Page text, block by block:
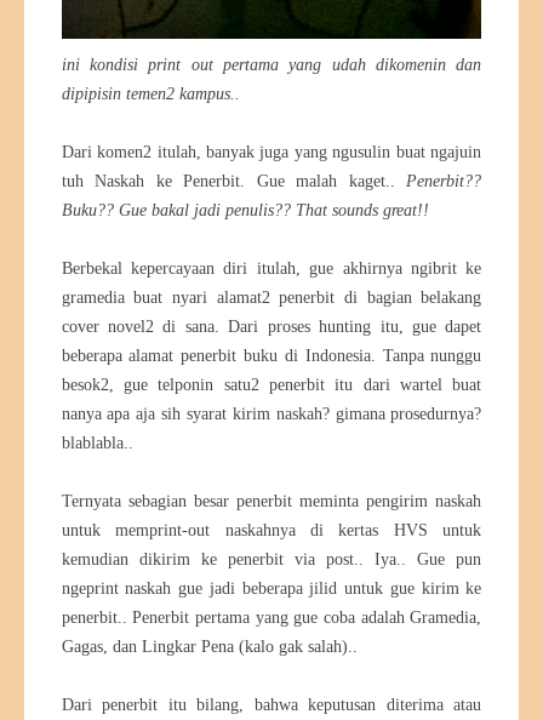
ini kondisi print out pertama yang udah dikomenin dan
dipipisin temen2 kampus..
Dari komen2 itulah, banyak juga yang ngusulin buat ngajuin
tuh Naskah ke Penerbit. Gue malah kaget..Penerbit??
Buku?? Gue bakal jadi penulis?? That sounds great!!
Berbekal kepercayaan diri itulah, gue akhirnya ngibrit ke
gramedia buat nyari alamat2 penerbit di bagian belakang
cover novel2 di sana. Dari proses hunting itu, gue dapet
beberapa alamat penerbit buku di Indonesia. Tanpa nunggu
besok2, gue telponin satu2 penerbit itu dari wartel buat
nanya apa aja sih syarat kirim naskah? gimana prosedurnya?
blablabla..
Ternyata sebagian besar penerbit meminta pengirim naskah
untuk memprint-out naskahnya di kertas HVS untuk
kemudian dikirim ke penerbit via post.. Iya.. Gue pun
ngeprint naskah gue jadi beberapa jilid untuk gue kirim ke
penerbit.. Penerbit pertama yang gue coba adalah Gramedia,
Gagas, dan Lingkar Pena (kalo gak salah)..
Dari penerbit itu bilang, bahwa keputusan diterima atau